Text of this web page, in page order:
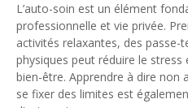
L’auto-soin est un élément
professionnelle et vie privée.
activités relaxantes, des passe-
physiques peut réduire le
bien-être. Apprendre à dire non
se fixer des limites est